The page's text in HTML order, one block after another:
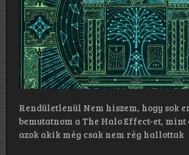
Rendületlenül Nem hiszem, hogy sok
bemutatnom a The Halo Effect-et, mint
azok akik még csak nem rég hallottak